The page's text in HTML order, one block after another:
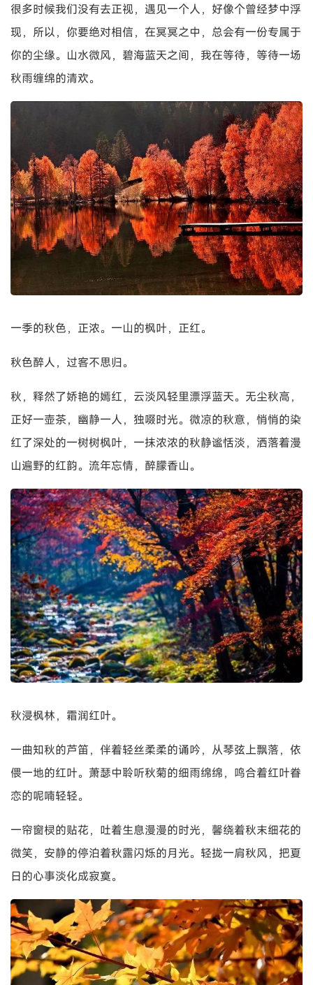
很多时候我们没有去正视，遇见一个人，好像个曾经梦中浮
现，所以，你要绝对相信，在冥冥之中，总会有一份专属于
你的尘缘。山水微风，碧海蓝天之间，我在等待，等待一场
秋雨缠绵的清欢。
一季的秋色，正浓。一山的枫叶，正红。
秋色醉人，过客不思归。
秋，释然了娇艳的嫣红，云淡风轻里漂浮蓝天。无尘秋高，
正好一壶茶，幽静一人，独啜时光。微凉的秋意，悄悄的染
红了深处的一树树枫叶，一抹浓浓的秋静谧恬淡，洒落着漫
山遍野的红韵。流年忘情，醉朦香山。
秋浸枫林，霜润红叶。
一曲知秋的芦笛，伴着轻丝柔柔的诵吟，从琴弦上飘落，依
偎一地的红叶。萧瑟中聆听秋菊的细雨绵绵，鸣合着红叶眷
恋的呢喃轻轻。
一帘窗棂的贴花，吐着生息漫漫的时光，馨绕着秋末细花的
微笑，安静的停泊着秋露闪烁的月光。轻拢一肩秋风，把夏
日的心事淡化成寂寞。